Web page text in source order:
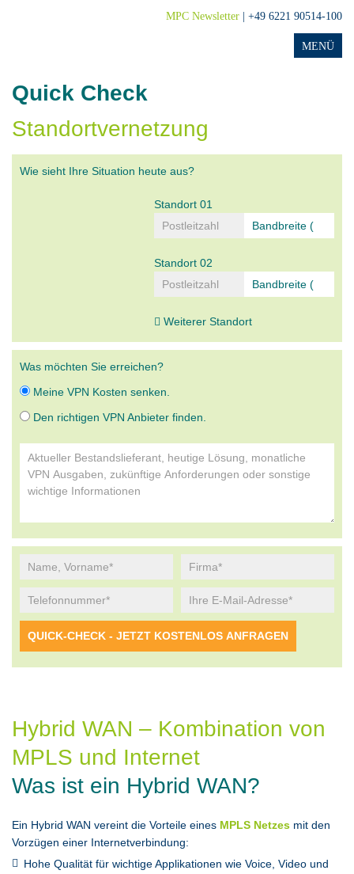
MPC Newsletter | +49 6221 90514-100
Quick Check
Standortvernetzung
Wie sieht Ihre Situation heute aus?
Standort 01
Standort 02
Weiterer Standort
Was möchten Sie erreichen?
Meine VPN Kosten senken.
Den richtigen VPN Anbieter finden.
Hybrid WAN – Kombination von
MPLS und Internet
Was ist ein Hybrid WAN?
Ein Hybrid WAN vereint die Vorteile eines MPLS Netzes mit den
Vorzügen einer Internetverbindung:
Hohe Qualität für wichtige Applikationen wie Voice, Video und